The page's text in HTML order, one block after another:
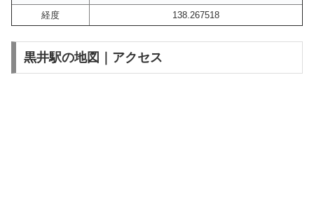
経度
138.267518
黒井駅の地図｜アクセス